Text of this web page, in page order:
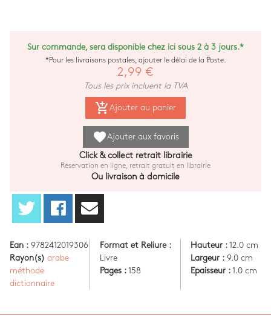
Sur commande, sera disponible chez ici sous 2 à 3 jours.*
*Pour les livraisons postales, ajouter le délai de la Poste.
2,99 €
Tous les prix incluent la TVA
add_shopping_cart Ajouter au panier
favoriteAjouter aux favoris
Click & collect retrait librairie
Réservation en ligne, retrait gratuit en librairie
Ou livraison à domicile
Ean : 9782412019306
Rayon(s) arabe
méthode
dictionnaire
Format et Reliure :
Livre
Pages : 158
Hauteur :12.0 cm
Largeur :9.0 cm
Epaisseur :1.0 cm